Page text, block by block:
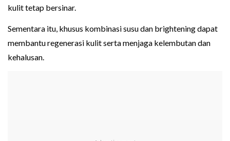
kulit tetap bersinar.
Sementara itu, khusus kombinasi susu dan brightening dapat
membantu regenerasi kulit serta menjaga kelembutan dan
kehalusan.